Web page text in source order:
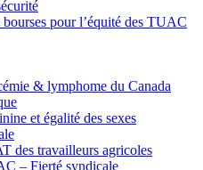
bourses pour l’équité des TUAC
& lymphome du Canada
et égalité des sexes
des travailleurs agricoles
– Fierté syndicale